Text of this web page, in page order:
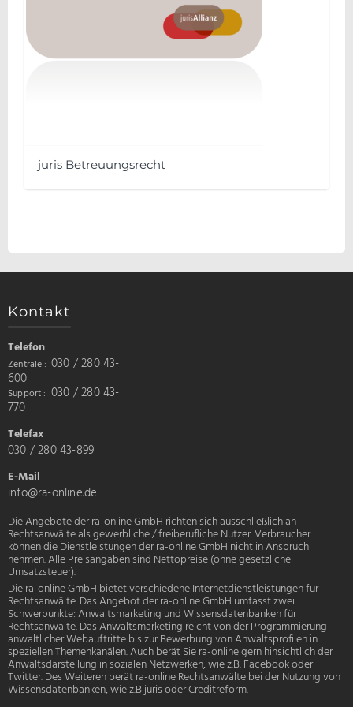
juris Betreuungsrecht
Varianten
Die
können
auf
der
gewählt
werden
Kontakt
Telefon
Zentrale 030 / 280 43-
600
Support 030 / 280 43-
770
Telefax
030 / 280 43-899
E-Mail
info@ra-online.de
Die Angebote derra-online GmbH richten sich ausschließlich an
Rechtsanwälte als gewerbliche / freiberufliche Nutzer. Verbraucher
können die Dienstleistungen derra-online GmbH nicht in Anspruch
nehmen. Alle Preisangaben sind Nettopreise (ohne gesetzliche
Umsatzsteuer).
Diera-online GmbH bietet verschiedene Internetdienstleistungen für
Rechtsanwälte. Das Angebot derra-online GmbH umfasst zwei
Schwerpunkte: Anwaltsmarketing und Wissensdatenbanken für
Rechtsanwälte. Das Anwaltsmarketing reicht von der Programmierung
anwaltlicher Webauftritte bis zur Bewerbung von Anwaltsprofilen in
speziellen Themenkanälen. Auch berät Sie ra-online gern hinsichtlich der
Anwaltsdarstellung in sozialen Netzwerken, wie z.B. Facebook oder
Twitter. Des Weiteren berät ra-online Rechtsanwälte bei der Nutzung von
Wissensdatenbanken, wie z.B juris oder Creditreform.